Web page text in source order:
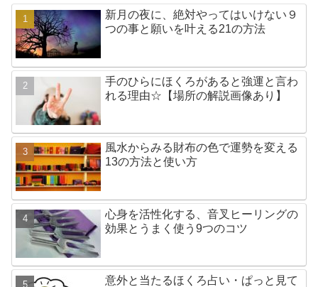
新月の夜に、絶対やってはいけない９
つの事と願いを叶える21の方法
手のひらにほくろがあると強運と言わ
れる理由☆【場所の解説画像あり】
風水からみる財布の色で運勢を変える
13の方法と使い方
心身を活性化する、音叉ヒーリングの
効果とうまく使う9つのコツ
意外と当たるほくろ占い・ぱっと見て